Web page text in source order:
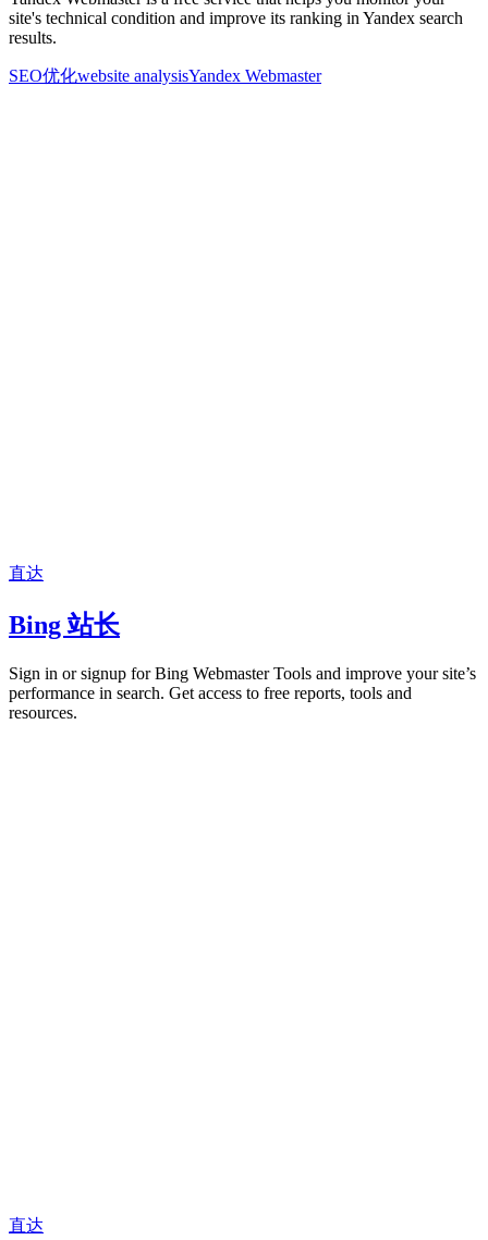
site's technical condition and improve its ranking in Yandex search
results.
SEO优化website analysisYandex Webmaster
直达
Bing 站长
Sign in or signup for Bing Webmaster Tools and improve your site’s
performance in search. Get access to free reports, tools and
resources.
直达